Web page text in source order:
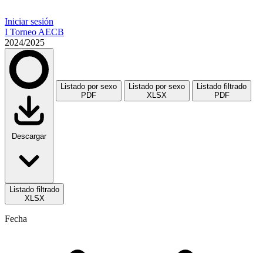
Iniciar sesión
I Torneo AECB
2024/2025
Descargar
Listado por sexo
PDF
Listado por sexo
XLSX
Listado filtrado
PDF
Listado filtrado
XLSX
Fecha